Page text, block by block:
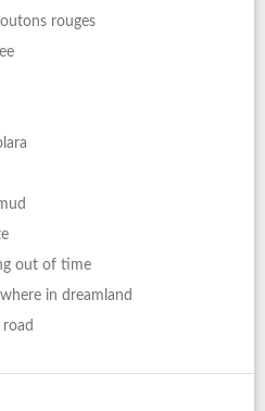
rouges
out of time
in dreamland
road